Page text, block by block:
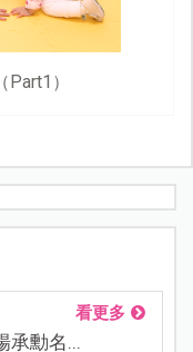
）
看更多
承勳名...